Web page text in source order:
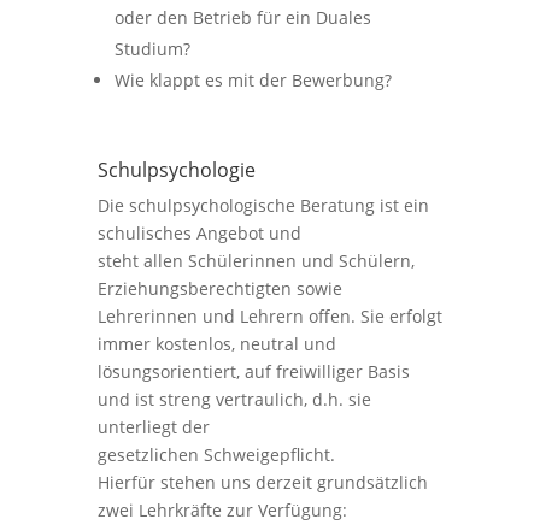
oder den Betrieb für ein Duales
Studium?
Wie klappt es mit der Bewerbung?
Schulpsychologie
Die schulpsychologische Beratung ist ein
schulisches Angebot und
steht allen Schülerinnen und Schülern,
Erziehungsberechtigten sowie
Lehrerinnen und Lehrern offen. Sie erfolgt
immer kostenlos, neutral und
lösungsorientiert, auf freiwilliger Basis
und ist streng vertraulich, d.h. sie
unterliegt der
gesetzlichen Schweigepflicht.
Hierfür stehen uns derzeit grundsätzlich
zwei Lehrkräfte zur Verfügung: